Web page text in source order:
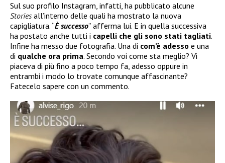
Sul suo profilo Instagram, infatti, ha pubblicato alcune
Stories all’interno delle quali ha mostrato la nuova
capigliatura. “È successo” afferma lui. E in quella successiva
ha postato anche tutti i capelli che gli sono stati tagliati.
Infine ha messo due fotografia. Una di com’è adesso e una
di qualche ora prima. Secondo voi come sta meglio? Vi
piaceva di più fino a poco tempo fa, adesso oppure in
entrambi i modo lo trovate comunque affascinante?
Fatecelo sapere con un commento.